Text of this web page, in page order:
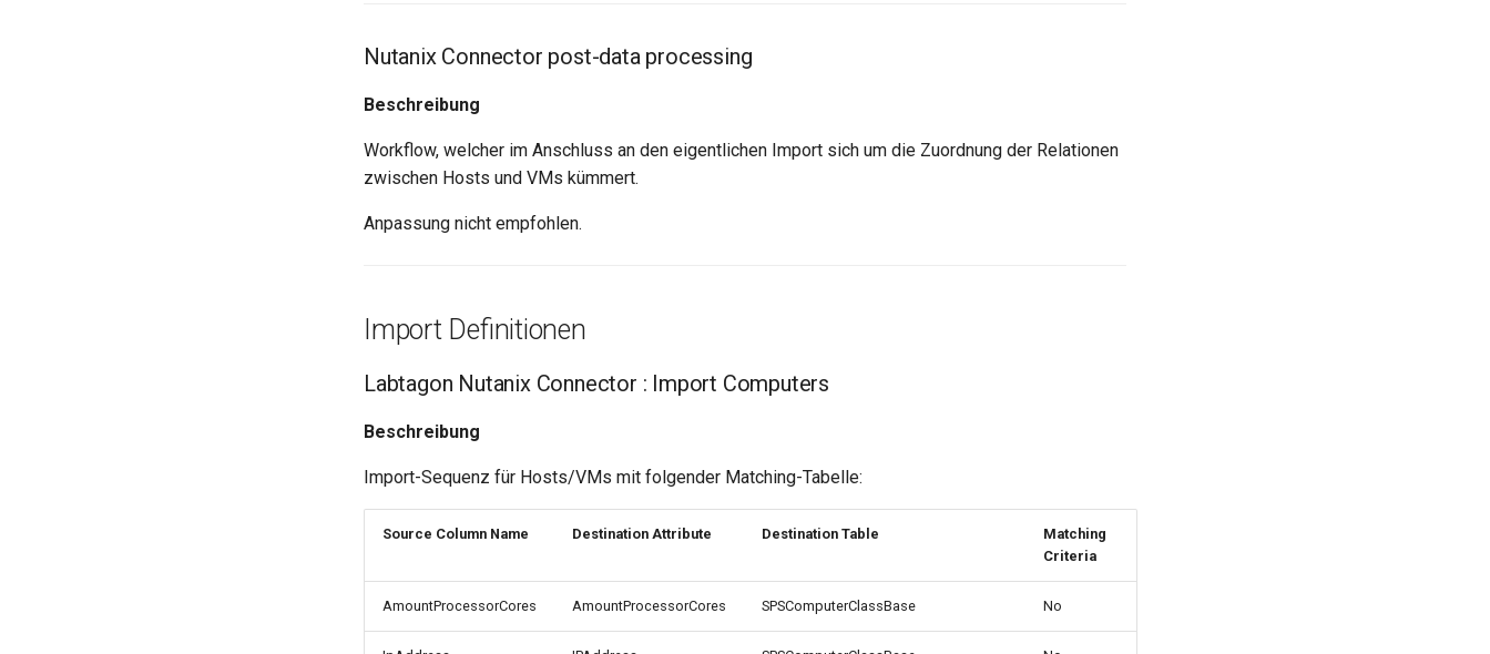
Nutanix Connector post-data processing
Beschreibung
Workflow, welcher im Anschluss an den eigentlichen Import sich um die Zuordnung der Relationen
zwischen Hosts und VMs kümmert.
Anpassung nicht empfohlen.
Import Definitionen
Labtagon Nutanix Connector : Import Computers
Beschreibung
Import-Sequenz für Hosts/VMs mit folgender Matching-Tabelle:
Source Column Name Destination Attribute Destination Table
Matching
Criteria
AmountProcessorCores AmountProcessorCores SPSComputerClassBase No